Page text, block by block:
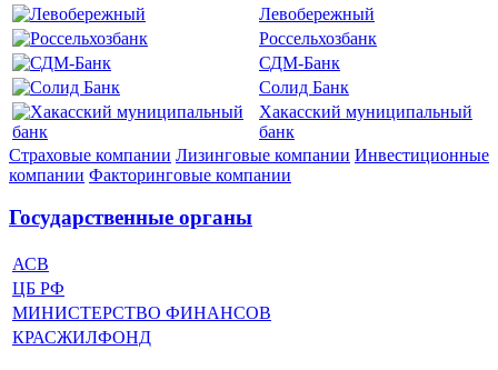
Левобережный
Россельхозбанк
СДМ-Банк
Солид Банк
Хакасский муниципальный
банк
Страховые компании Лизинговые компании Инвестиционные
компании Факторинговые компании
Государственные органы
АСВ
ЦБ РФ
МИНИСТЕРСТВО ФИНАНСОВ
КРАСЖИЛФОНД